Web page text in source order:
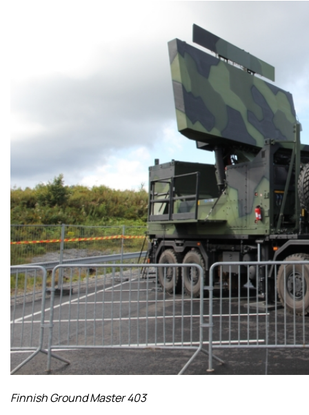
Finnish Ground Master 403